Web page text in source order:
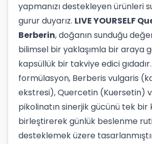
yapmanızı destekleyen ürünleri
gurur duyarız. LIVE YOURSELF
Berberin, doğanın sunduğu
bilimsel bir yaklaşımla bir araya
kapsüllük bir takviye edici
formülasyon, Berberis vulgaris
ekstresi), Quercetin (Kuersetin)
pikolinatın sinerjik gücünü tek bir
birleştirerek günlük beslenme
desteklemek üzere